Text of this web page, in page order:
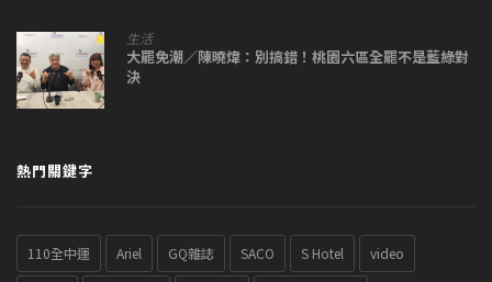
生活
大罷免潮／陳曉煒：別搞錯！桃園六區全罷不是藍綠對
決
熱門關鍵字
110全中運 Ariel GQ雜誌 SACO S Hotel video